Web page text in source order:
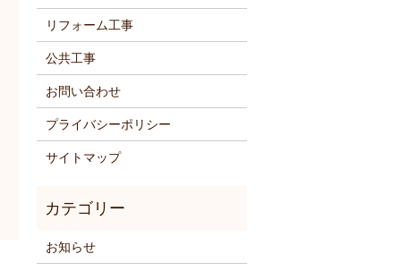
リフォーム工事
公共工事
お問い合わせ
プライバシーポリシー
サイトマップ
お知らせ